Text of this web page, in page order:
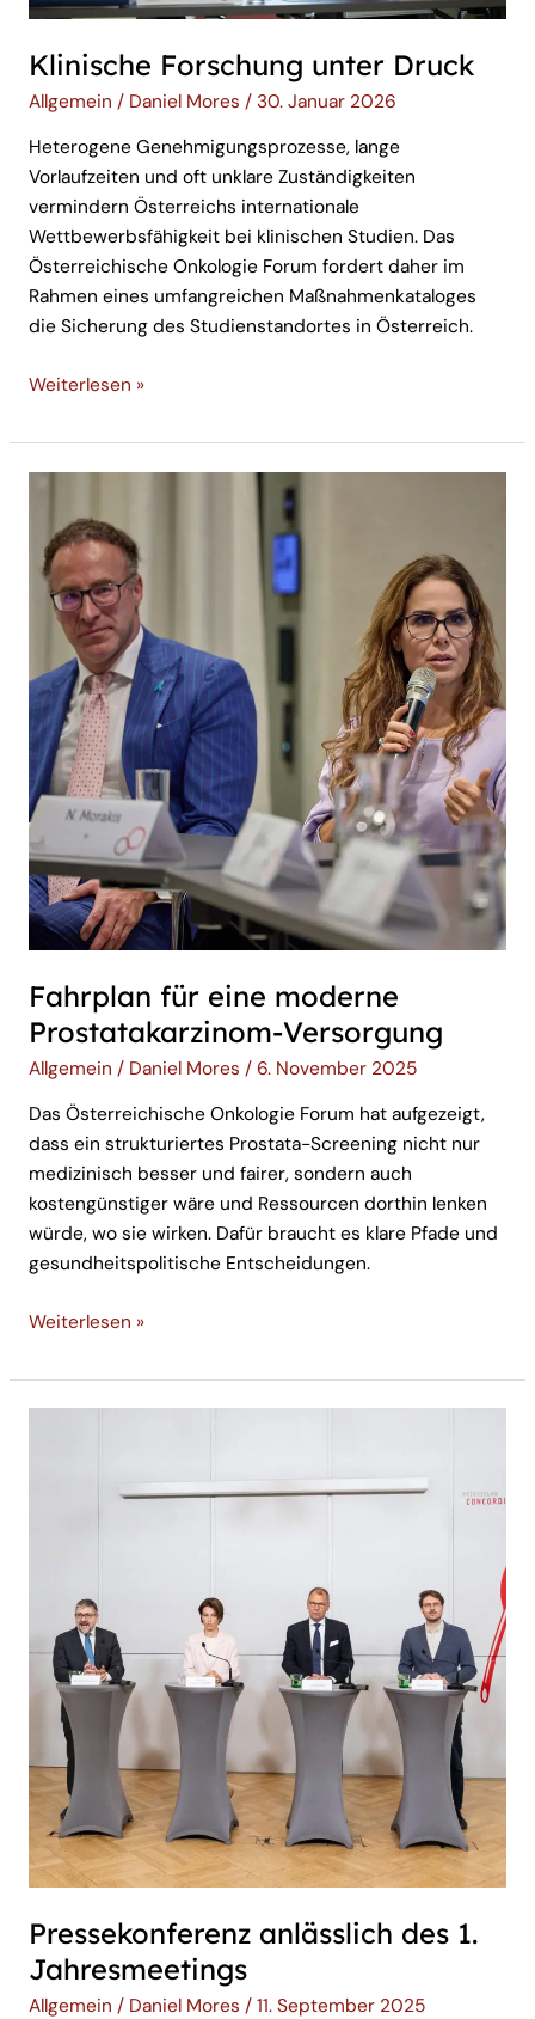
Klinische Forschung unter Druck
Allgemein / Daniel Mores / 30. Januar 2026
Heterogene Genehmigungsprozesse, lange
Vorlaufzeiten und oft unklare Zuständigkeiten
vermindern Österreichs internationale
Wettbewerbsfähigkeit bei klinischen Studien. Das
Österreichische Onkologie Forum fordert daher im
Rahmen eines umfangreichen Maßnahmenkataloges
die Sicherung des Studienstandortes in Österreich.
Weiterlesen »
Fahrplan für eine moderne
Prostatakarzinom-Versorgung
Allgemein / Daniel Mores / 6. November 2025
Das Österreichische Onkologie Forum hat aufgezeigt,
dass ein strukturiertes Prostata-Screening nicht nur
medizinisch besser und fairer, sondern auch
kostengünstiger wäre und Ressourcen dorthin lenken
würde, wo sie wirken. Dafür braucht es klare Pfade und
gesundheitspolitische Entscheidungen.
eine
moderne
Prostatakarzinom-
Versorgung
Weiterlesen »
Pressekonferenz anlässlich des 1.
Jahresmeetings
Allgemein / Daniel Mores / 11. September 2025